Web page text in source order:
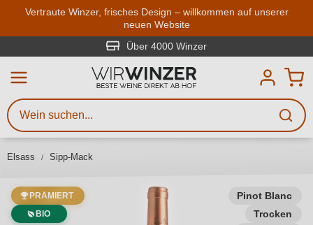
Zum Hauptinhalt springen
Vertraute Winzer, frisches Design – willkommen auf unserer
neuen Website
Über 4000 Winzer
Elsass Sipp-Mack
Pinot Blanc
Trocken
PRÄMIERT
BIO
Weinsuche
Mindestens 3 Zeichen eingeben
Beschreiben Sie, welchen Wein
Sie suchen – ob nach Geschmack,